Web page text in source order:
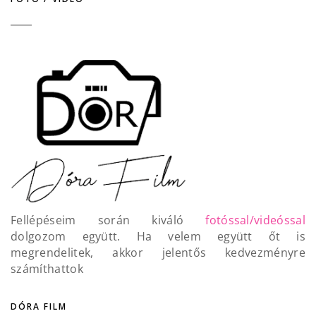
Fellépéseim során kiválófotóssal/videóssal
dolgozom együtt. Ha velem együtt őt is
megrendelitek, akkor jelentős kedvezményre
számíthattok
DÓRA FILM